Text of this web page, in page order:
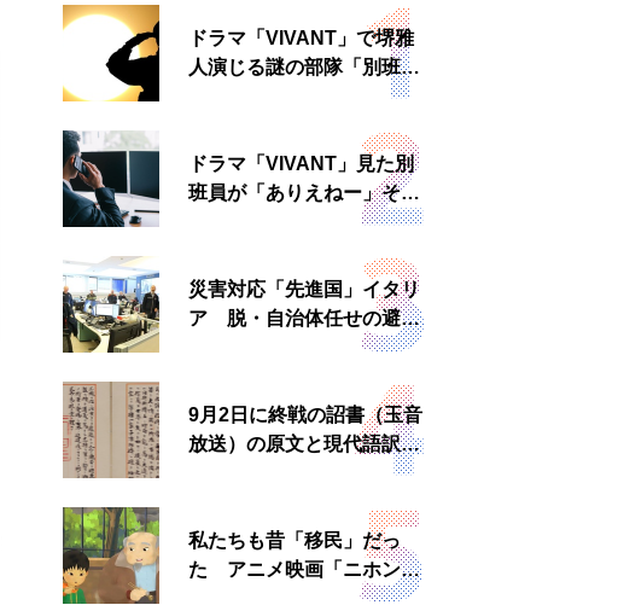
ドラマ「VIVANT」で堺雅
人演じる謎の部隊「別班」
は実在する？内情知る人物
ドラマ「VIVANT」見た別
班員が「ありえねー」その
理由とは 非公然組織ゆえ
災害対応「先進国」イタリ
ア 脱・自治体任せの避難
所運営、被災者への温かい
9月2日に終戦の詔書（玉音
放送）の原文と現代語訳を
読む もう一つの「終戦の
私たちも昔「移民」だっ
た アニメ映画「ニホンジ